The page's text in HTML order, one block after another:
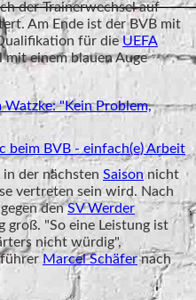
der Trainerwechsel auf
Am Ende ist der BVB mit
für dieUEFA
einem blauen Auge
Watzke: "Kein Problem,
beim BVB - einfach(e) Arbeit
in der nächsten Saisonnicht
vertreten sein wird. Nach
denSV Werder
groß. "So eine Leistung ist
nicht würdig",
Marcel Schäfernach